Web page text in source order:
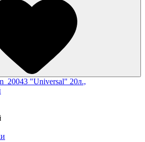
"Universal" 20л.,